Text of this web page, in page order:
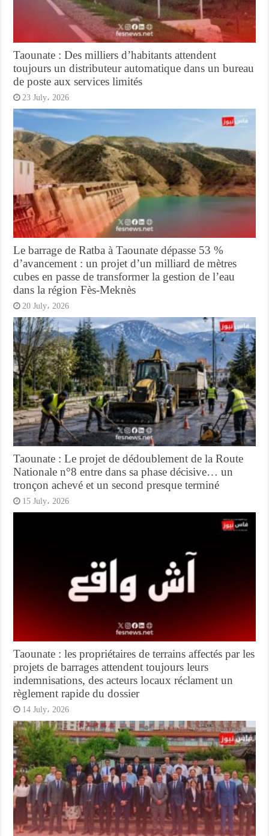
Taounate : Des milliers d’habitants attendent
toujours un distributeur automatique dans un bureau
de poste aux services limités
23 July، 2026
Le barrage de Ratba à Taounate dépasse 53 %
d’avancement : un projet d’un milliard de mètres
cubes en passe de transformer la gestion de l’eau
dans la région Fès-Meknès
20 July، 2026
Taounate : Le projet de dédoublement de la Route
Nationale n°8 entre dans sa phase décisive… un
tronçon achevé et un second presque terminé
15 July، 2026
Taounate : les propriétaires de terrains affectés par les
projets de barrages attendent toujours leurs
indemnisations, des acteurs locaux réclament un
règlement rapide du dossier
14 July، 2026